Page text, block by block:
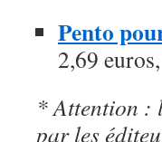
Pento
2,69
* Attention :
par les